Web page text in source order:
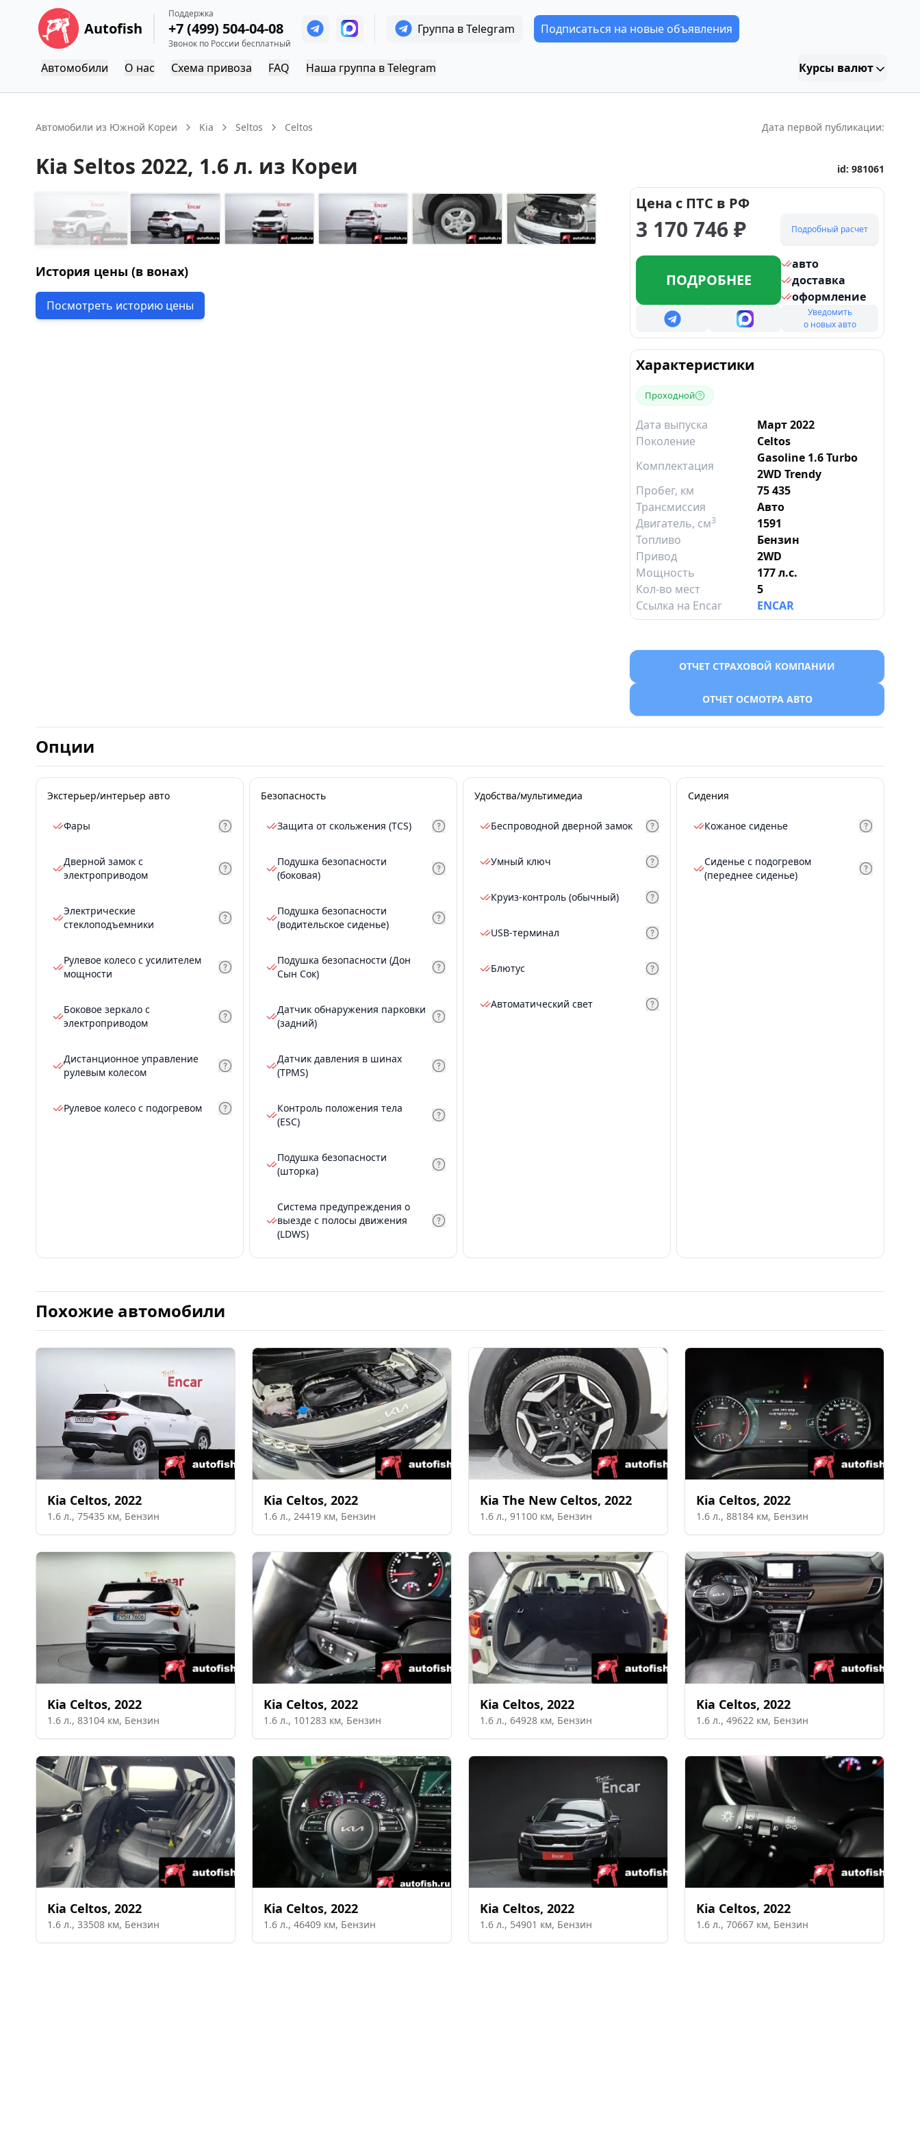
Autofish
Поддержка
+7 (499) 504-04-08
Звонок по России бесплатный
Группа в Telegram Подписаться на новые объявления
Автомобили О нас Схема привоза FAQ Наша группа в Telegram Курсы валют
Автомобили из Южной Кореи Kia Seltos Celtos Дата первой публикации:
Kia Seltos 2022, 1.6 л. из Кореи id: 981061
История цены (в вонах)
Посмотреть историю цены
Цена с ПТС в РФ
3 170 746₽ Подробный расчет
ПОДРОБНЕЕ
авто
доставка
оформление
Уведомить
о новых авто
Характеристики
Проходной
Дата выпуска
Март 2022
Поколение
Celtos
Комплектация
Gasoline 1.6 Turbo
2WD Trendy
Пробег, км
75 435
Трансмиссия
Авто
Двигатель, см3
1591
Топливо
Бензин
Привод
2WD
Мощность
177 л.с.
Кол-во мест
5
Ссылка на Encar
ENCAR
ОТЧЕТ СТРАХОВОЙ КОМПАНИИ
ОТЧЕТ ОСМОТРА АВТО
Опции
Экстерьер/интерьер авто
Фары
Дверной замок с
электроприводом
Электрические
стеклоподъемники
Рулевое колесо с усилителем
мощности
Боковое зеркало с
электроприводом
Дистанционное управление
рулевым колесом
Рулевое колесо с подогревом
Безопасность
Защита от скольжения (TCS)
Подушка безопасности
(боковая)
Подушка безопасности
(водительское сиденье)
Подушка безопасности (Дон
Сын Сок)
Датчик обнаружения парковки
(задний)
Датчик давления в шинах
(TPMS)
Контроль положения тела
(ESC)
Подушка безопасности
(шторка)
Система предупреждения о
выезде с полосы движения
(LDWS)
Удобства/мультимедиа
Беспроводной дверной замок
Умный ключ
Круиз-контроль (обычный)
USB-терминал
Блютус
Автоматический свет
Сидения
Кожаное сиденье
Сиденье с подогревом
(переднее сиденье)
Похожие автомобили
Kia Celtos, 2022
1.6 л., 75435 км, Бензин
Kia Celtos, 2022
1.6 л., 24419 км, Бензин
Kia The New Celtos, 2022
1.6 л., 91100 км, Бензин
Kia Celtos, 2022
1.6 л., 88184 км, Бензин
Kia Celtos, 2022
1.6 л., 83104 км, Бензин
Kia Celtos, 2022
1.6 л., 101283 км, Бензин
Kia Celtos, 2022
1.6 л., 64928 км, Бензин
Kia Celtos, 2022
1.6 л., 49622 км, Бензин
Kia Celtos, 2022
1.6 л., 33508 км, Бензин
Kia Celtos, 2022
1.6 л., 46409 км, Бензин
Kia Celtos, 2022
1.6 л., 54901 км, Бензин
Kia Celtos, 2022
1.6 л., 70667 км, Бензин